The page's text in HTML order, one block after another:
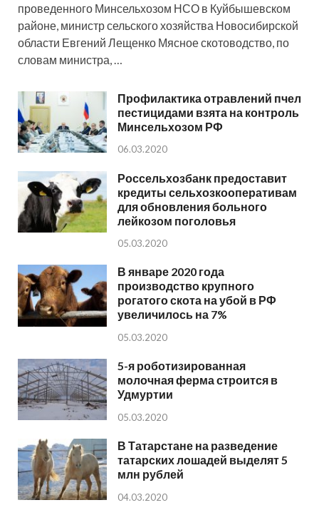
проведенного Минсельхозом НСО в Куйбышевском
районе, министр сельского хозяйства Новосибирской
области Евгений Лещенко Мясное скотоводство, по
словам министра, …
Профилактика отравлений пчел
пестицидами взята на контроль
Минсельхозом РФ
06.03.2020
Россельхозбанк предоставит
кредиты сельхозкооперативам
для обновления больного
лейкозом поголовья
05.03.2020
В январе 2020 года
производство крупного
рогатого скота на убой в РФ
увеличилось на 7%
05.03.2020
5-я роботизированная
молочная ферма строится в
Удмуртии
05.03.2020
В Татарстане на разведение
татарских лошадей выделят 5
млн рублей
04.03.2020